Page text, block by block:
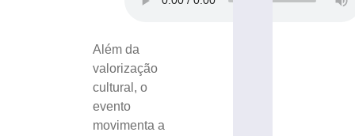
Além da
valorização
cultural, o
evento
movimenta a